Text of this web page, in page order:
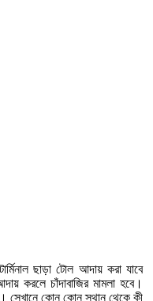
ছাড়া টোল আদায় করা যাবে
করলে চাঁদাবাজির মামলা হবে।
সেখানে কোন কোন স্থান থেকে কী